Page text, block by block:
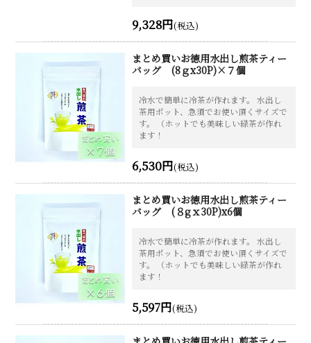
9,328円(税込)
まとめ買いお徳用水出し煎茶ティー
バッグ (8ｇx30P)×７個
冷水で簡単に冷茶が作れます。 水出し
茶用ポット、急須でお使い頂くサイズで
す。 （ホットでも美味しい緑茶が作れ
ます！
6,530円(税込)
まとめ買いお徳用水出し煎茶ティー
バッグ (８gｘ30P)x6個
冷水で簡単に冷茶が作れます。 水出し
茶用ポット、急須でお使い頂くサイズで
す。 （ホットでも美味しい緑茶が作れ
ます！
5,597円(税込)